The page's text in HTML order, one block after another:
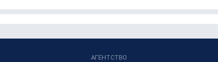
АГЕНТСТВО